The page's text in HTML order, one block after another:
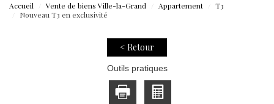
Accueil Vente de biens Ville-la-Grand Appartement
T3
Nouveau T3 en exclusivité
< Retour
Outils pratiques